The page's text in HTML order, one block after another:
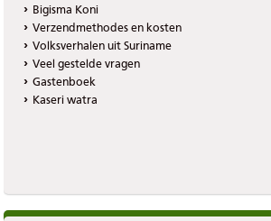
Bigisma Koni
Verzendmethodes en kosten
Volksverhalen uit Suriname
Veel gestelde vragen
Gastenboek
Kaseri watra